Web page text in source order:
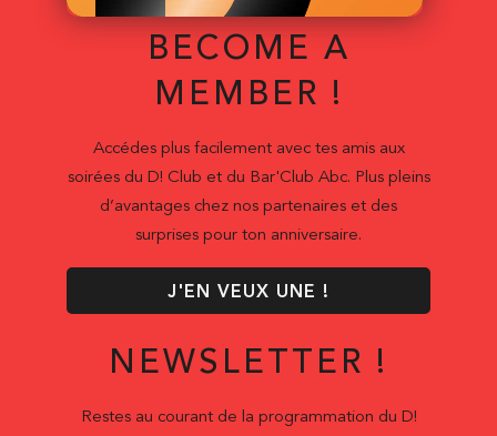
BECOME A
MEMBER !
Accédes plus facilement avec tes amis aux
soirées du D! Club et du Bar'Club Abc. Plus pleins
d’avantages chez nos partenaires et des
surprises pour ton anniversaire.
J'EN VEUX UNE !
NEWSLETTER !
Restes au courant de la programmation du D!